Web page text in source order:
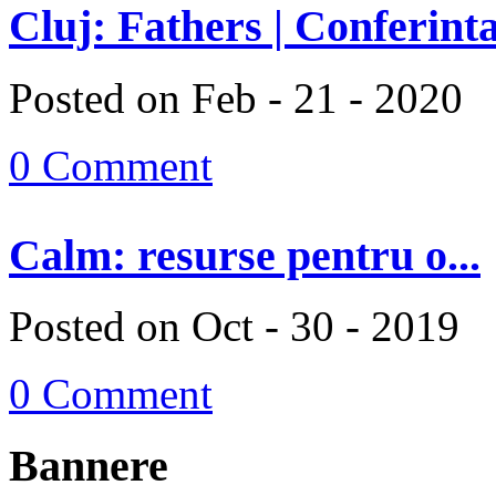
Cluj: Fathers |
Posted on Feb - 21 - 2020
0 Comment
Calm: resurse pentru o...
Posted on Oct - 30 - 2019
0 Comment
Bannere